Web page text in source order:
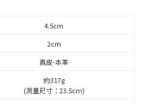
4.5cm
2cm
真皮-本革
約317g
(測量尺寸：23.5cm)